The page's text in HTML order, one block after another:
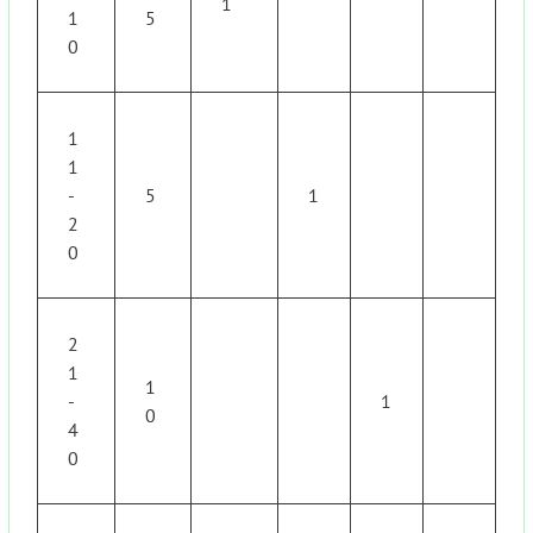
1
0
5
1
1
-
2
0
5 1
2
1
-
4
0
1
0
1